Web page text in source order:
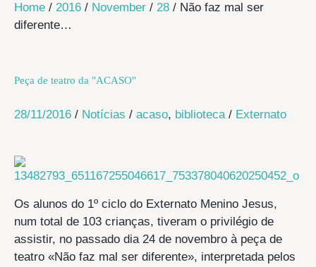
Home / 2016 / November / 28 / Não faz mal ser
diferente…
Peça de teatro da "ACASO"
28/11/2016 / Notícias / acaso, biblioteca / Externato
Os alunos do 1º ciclo do Externato Menino Jesus,
num total de 103 crianças, tiveram o privilégio de
assistir, no passado dia 24 de novembro à peça de
teatro «Não faz mal ser diferente», interpretada pelos